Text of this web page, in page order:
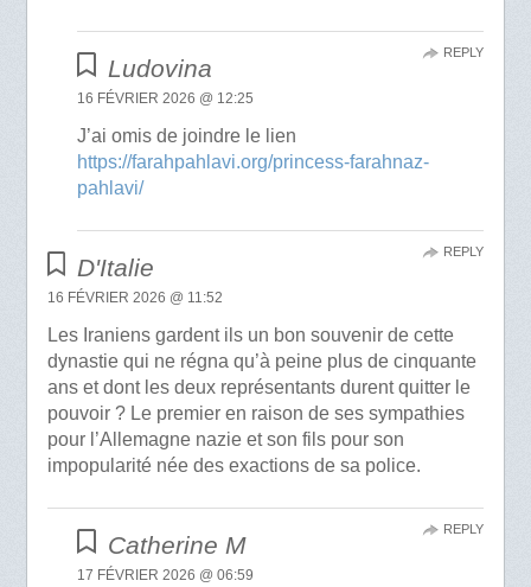
Ludovina
16 FÉVRIER 2026 @ 12:25
J’ai omis de joindre le lien
https://farahpahlavi.org/princess-farahnaz-
pahlavi/
REPLY
D'Italie
16 FÉVRIER 2026 @ 11:52
Les Iraniens gardent ils un bon souvenir de cette
dynastie qui ne régna qu’à peine plus de cinquante
ans et dont les deux représentants durent quitter le
pouvoir ? Le premier en raison de ses sympathies
pour l’Allemagne nazie et son fils pour son
impopularité née des exactions de sa police.
REPLY
Catherine M
17 FÉVRIER 2026 @ 06:59
REPLY